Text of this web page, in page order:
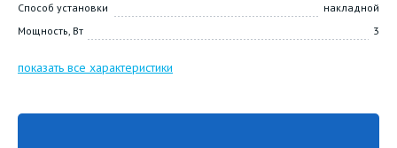
Способ установки
накладной
Мощность, Вт
3
показать все характеристики